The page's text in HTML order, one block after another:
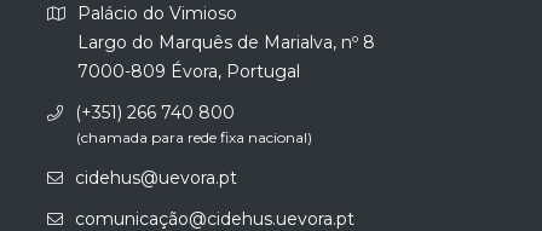
Palácio do Vimioso
Largo do Marquês de Marialva, nº 8
7000-809 Évora, Portugal
(+351) 266 740 800
(chamada para rede fixa nacional)
cidehus@uevora.pt
comunicação@cidehus.uevora.pt